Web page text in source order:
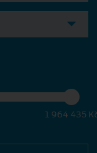
1 964 435